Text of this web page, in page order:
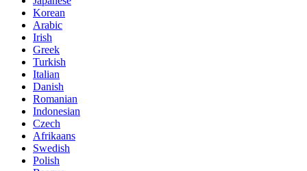
Korean
Arabic
Irish
Greek
Turkish
Italian
Danish
Romanian
Indonesian
Czech
Afrikaans
Swedish
Polish